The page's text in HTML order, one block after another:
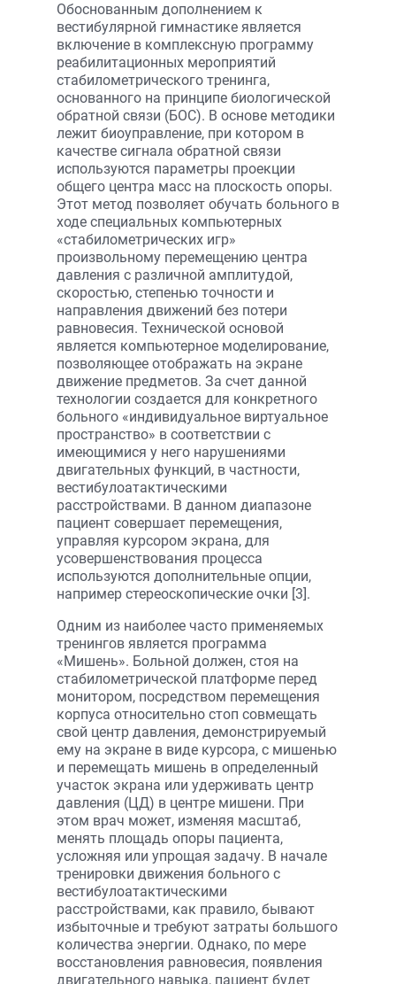
Обоснованным дополнением к
вестибулярной гимнастике является
включение в комплексную программу
реабилитационных мероприятий
стабилометрического тренинга,
основанного на принципе биологической
обратной связи (БОС). В основе методики
лежит биоуправление, при котором в
качестве сигнала обратной связи
используются параметры проекции
общего центра масс на плоскость опоры.
Этот метод позволяет обучать больного в
ходе специальных компьютерных
«стабилометрических игр»
произвольному перемещению центра
давления с различной амплитудой,
скоростью, степенью точности и
направления движений без потери
равновесия. Технической основой
является компьютерное моделирование,
позволяющее отображать на экране
движение предметов. За счет данной
технологии создается для конкретного
больного «индивидуальное виртуальное
пространство» в соответствии с
имеющимися у него нарушениями
двигательных функций, в частности,
вестибулоатактическими
расстройствами. В данном диапазоне
пациент совершает перемещения,
управляя курсором экрана, для
усовершенствования процесса
используются дополнительные опции,
например стереоскопические очки [3].
Одним из наиболее часто применяемых
тренингов является программа
«Мишень». Больной должен, стоя на
стабилометрической платформе перед
монитором, посредством перемещения
корпуса относительно стоп совмещать
свой центр давления, демонстрируемый
ему на экране в виде курсора, с мишенью
и перемещать мишень в определенный
участок экрана или удерживать центр
давления (ЦД) в центре мишени. При
этом врач может, изменяя масштаб,
менять площадь опоры пациента,
усложняя или упрощая задачу. В начале
тренировки движения больного с
вестибулоатактическими
расстройствами, как правило, бывают
избыточные и требуют затраты большого
количества энергии. Однако, по мере
восстановления равновесия, появления
двигательного навыка, пациент будет